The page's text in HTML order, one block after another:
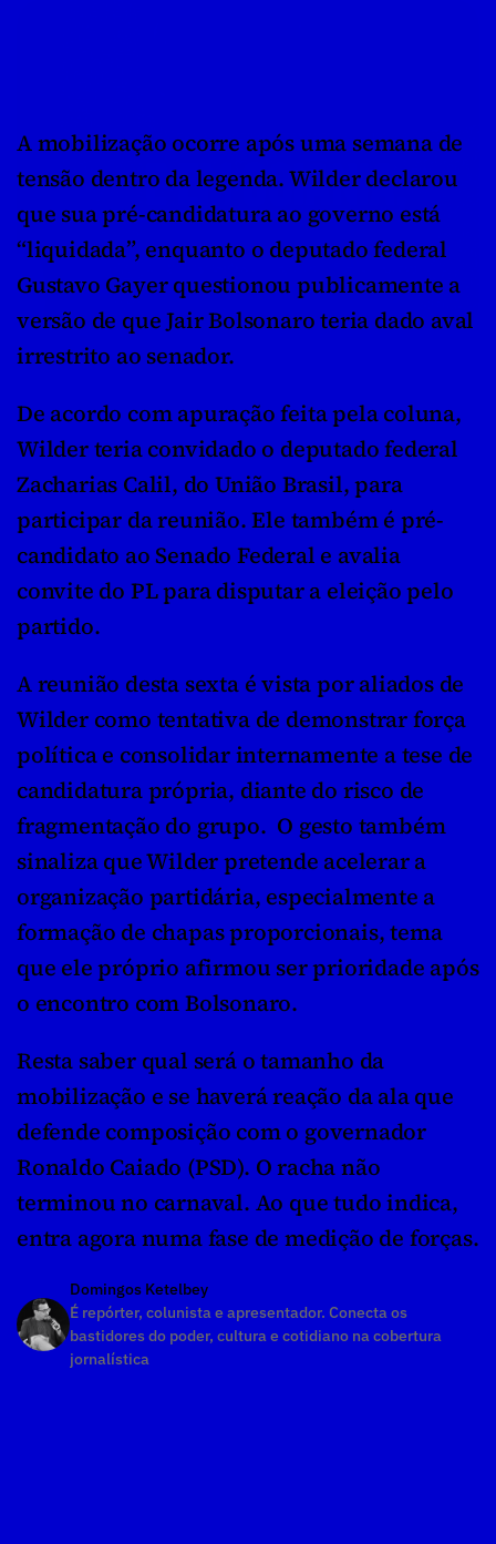
A mobilização ocorre após uma semana de
tensão dentro da legenda. Wilder declarou
que sua pré-candidatura ao governo está
“liquidada”, enquanto o deputado federal
Gustavo Gayer questionou publicamente a
versão de que Jair Bolsonaro teria dado aval
irrestrito ao senador.
De acordo com apuração feita pela coluna,
Wilder teria convidado o deputado federal
Zacharias Calil, do União Brasil, para
participar da reunião. Ele também é pré-
candidato ao Senado Federal e avalia
convite do PL para disputar a eleição pelo
partido.
A reunião desta sexta é vista por aliados de
Wilder como tentativa de demonstrar força
política e consolidar internamente a tese de
candidatura própria, diante do risco de
fragmentação do grupo.  O gesto também
sinaliza que Wilder pretende acelerar a
organização partidária, especialmente a
formação de chapas proporcionais, tema
que ele próprio afirmou ser prioridade após
o encontro com Bolsonaro.
Resta saber qual será o tamanho da
mobilização e se haverá reação da ala que
defende composição com o governador
Ronaldo Caiado (PSD). O racha não
terminou no carnaval. Ao que tudo indica,
entra agora numa fase de medição de forças.
Domingos Ketelbey
É repórter, colunista e apresentador. Conecta os
bastidores do poder, cultura e cotidiano na cobertura
jornalística